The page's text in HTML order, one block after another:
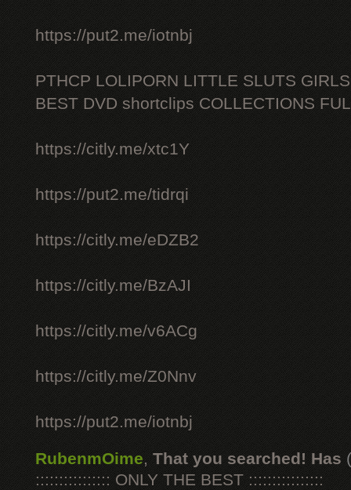
https://put2.me/iotnbj
PTHCP LOLIPORN LITTLE SLUTS
BEST DVD shortclips COLLECTIONS
https://citly.me/xtc1Y
https://put2.me/tidrqi
https://citly.me/eDZB2
https://citly.me/BzAJI
https://citly.me/v6ACg
https://citly.me/Z0Nnv
https://put2.me/iotnbj
RubenmOime, That you searched! Has
:::::::::::::::: ONLY THE BEST ::::::::::::::::